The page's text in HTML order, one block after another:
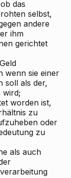
das
selbst,
andere
ihm
gerichtet
wenn sie einer
soll als der,
wird;
worden ist,
zu
oder
zu
als auch